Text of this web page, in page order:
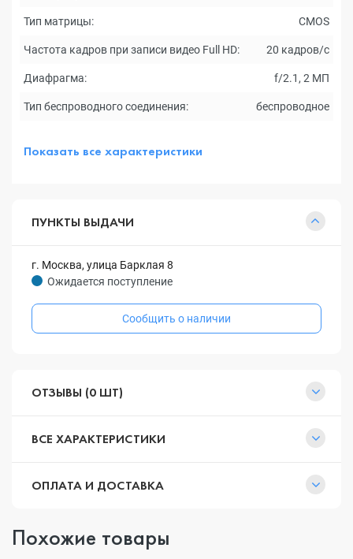
Тип матрицы: CMOS
Частота кадров при записи видео Full HD: 20 кадров/с
Диафрагма: f/2.1, 2 МП
Тип беспроводного соединения: беспроводное
Показать все характеристики
ПУНКТЫ ВЫДАЧИ
г. Москва, улица Барклая 8
Ожидается поступление
Сообщить о наличии
ОТЗЫВЫ (0 ШТ)
ВСЕ ХАРАКТЕРИСТИКИ
ОПЛАТА И ДОСТАВКА
Похожие товары